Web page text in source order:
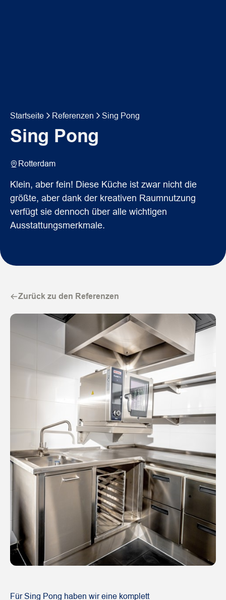
Startseite Referenzen Sing Pong
Sing Pong
Rotterdam
Klein, aber fein! Diese Küche ist zwar nicht die
größte, aber dank der kreativen Raumnutzung
verfügt sie dennoch über alle wichtigen
Ausstattungsmerkmale.
Zurück zu den Referenzen
Für Sing Pong haben wir eine komplett